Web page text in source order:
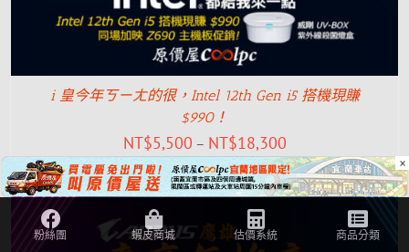
i 皇今年ㄎㄧㄤ的很，Intel 12th Gen i5 搭機現賺
$990！
NT$5,500 – NT$18,300
×